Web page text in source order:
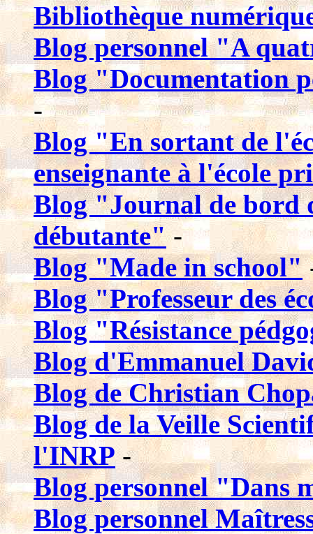
Bibliothèque
Blog personnel "A
Blog "Documentation
-
Blog "En sortant de
enseignante à l'école
Blog "Journal de bord
débutante"-
Blog "Made in school"
Blog "Professeur des
Blog "Résistance
Blog d'Emmanuel
Blog de Christian
Blog de la Veille
l'INRP-
Blog personnel "Dans
Blog personnel